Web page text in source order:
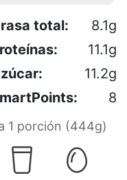
total:
8.1g
11.1g
11.2g
8
1 porción (444g)